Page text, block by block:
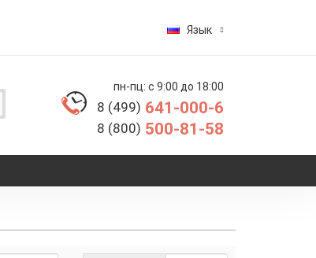
Язык
пн-пц: с 9:00 до 18:00
8 (499) 641-000-6
8 (800) 500-81-58